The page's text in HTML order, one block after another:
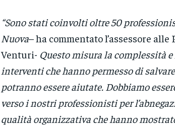
“Sono stati coinvolti oltre 50
Nuova– ha commentato l’assessore
Venturi- Questo misura la complessità
interventi che hanno permesso di
potranno essere aiutate. Dobbiamo
verso i nostri professionisti per
qualità organizzativa che hanno